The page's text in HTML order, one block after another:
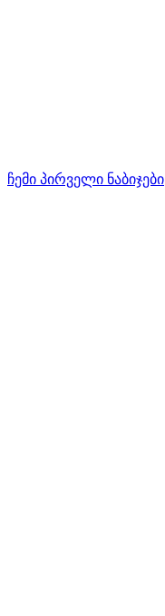
ჩემი პირველი ნაბიჯები